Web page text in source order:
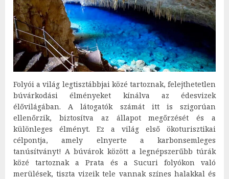
Folyói a világ legtisztábbjai közé tartoznak, felejthetetlen
búvárkodási élményeket kínálva az édesvizek
élővilágában. A látogatók számát itt is szigorúan
ellenőrzik, biztosítva az állapot megőrzését és a
különleges élményt. Ez a világ első ökoturisztikai
célpontja, amely elnyerte a karbonsemleges
tanúsítványt! A búvárok között a legnépszerűbb túrák
közé tartoznak a Prata és a Sucuri folyókon való
merülések, tiszta vizeik tele vannak színes halakkal és